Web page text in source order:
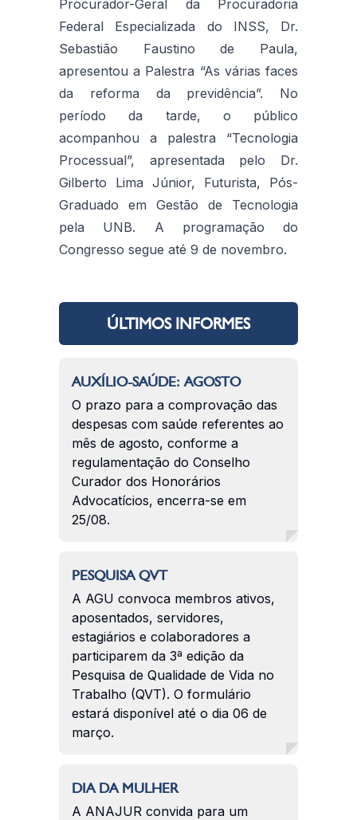
Procurador-Geral da Procuradoria
Federal Especializada do INSS, Dr.
Sebastião Faustino de Paula,
apresentou a Palestra “As várias faces
da reforma da previdência”. No
período da tarde, o público
acompanhou a palestra “Tecnologia
Processual”, apresentada pelo Dr.
Gilberto Lima Júnior, Futurista, Pós-
Graduado em Gestão de Tecnologia
pela UNB. A programação do
Congresso segue até 9 de novembro.
ÚLTIMOS INFORMES
AUXÍLIO-SAÚDE: AGOSTO
O prazo para a comprovação das
despesas com saúde referentes ao
mês de agosto, conforme a
regulamentação do Conselho
Curador dos Honorários
Advocatícios, encerra-se em
25/08.
PESQUISA QVT
A AGU convoca membros ativos,
aposentados, servidores,
estagiários e colaboradores a
participarem da 3ª edição da
Pesquisa de Qualidade de Vida no
Trabalho (QVT). O formulário
estará disponível até o dia 06 de
março.
DIA DA MULHER
A ANAJUR convida para um